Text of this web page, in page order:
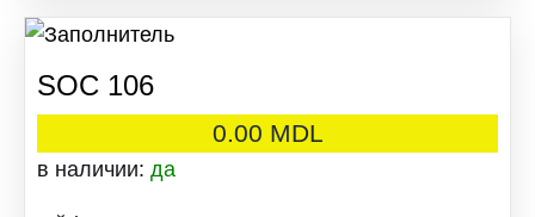
SOC 106
0.00 MDL
в наличии: да